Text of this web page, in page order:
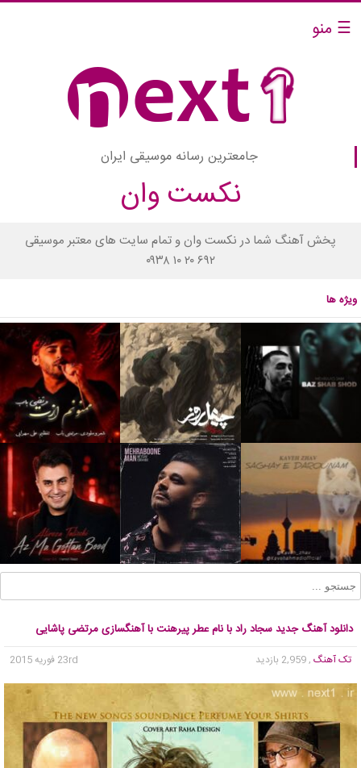
☰ منو
جامعترین رسانه موسیقی ایران
نکست وان
پخش آهنگ شما در نکست وان و تمام سایت های معتبر موسیقی
۰۹۳۸ ۱۰ ۲۰ ۶۹۲
ویژه ها
دانلود آهنگ جدید سجاد راد با نام عطر پیرهنت با آهنگسازی مرتضی پاشایی
تک آهنگ , 2,959 بازدید 23rd فوریه 2015